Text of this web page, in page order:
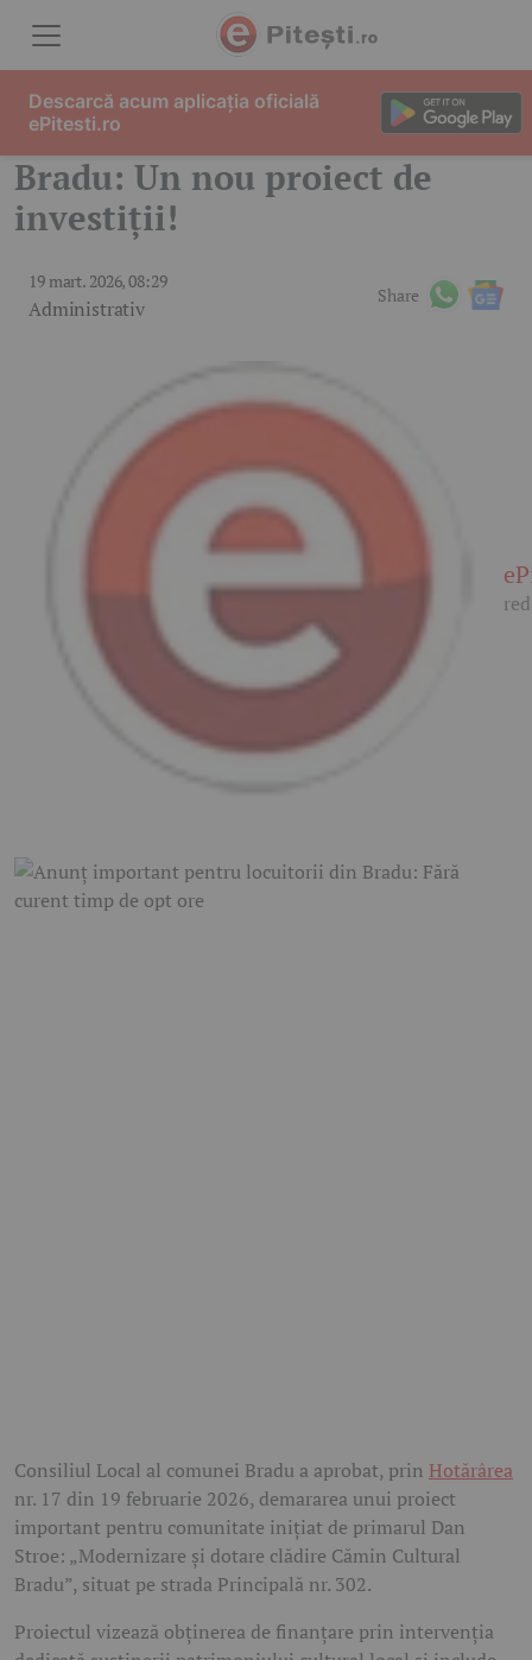
Bradu: Un nou proiect de
investiții!
19 mart. 2026, 08:29
Administrativ
Share
Consiliul Local al comunei Bradu a aprobat, prin Hotărârea
nr. 17 din 19 februarie 2026, demararea unui proiect
important pentru comunitate inițiat de primarul Dan
Stroe: „Modernizare și dotare clădire Cămin Cultural
Bradu”, situat pe strada Principală nr. 302.
Proiectul vizează obținerea de finanțare prin intervenția
Descarcă acum aplicația oficială
ePitesti.ro